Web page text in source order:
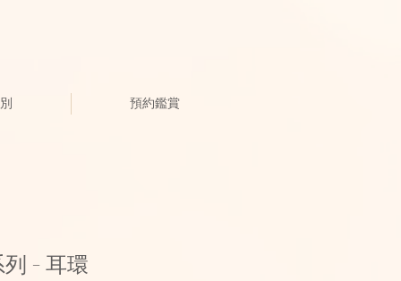
預約鑑賞
- 耳環